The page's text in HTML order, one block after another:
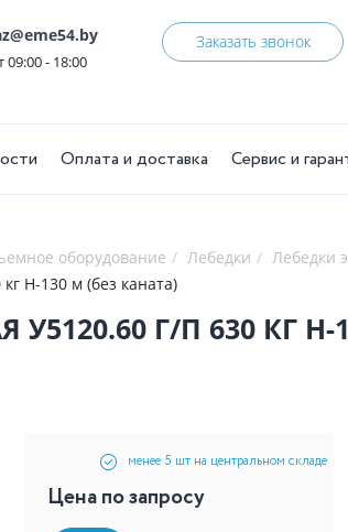
09:00 - 18:00
Заказать звонок
Оплата и доставка Сервис и
оборудование Лебедки Лебедки
Н-130 м (без каната)
Г/П 630 КГ Н-
менее 5 шт на центральном складе
Цена по запросу